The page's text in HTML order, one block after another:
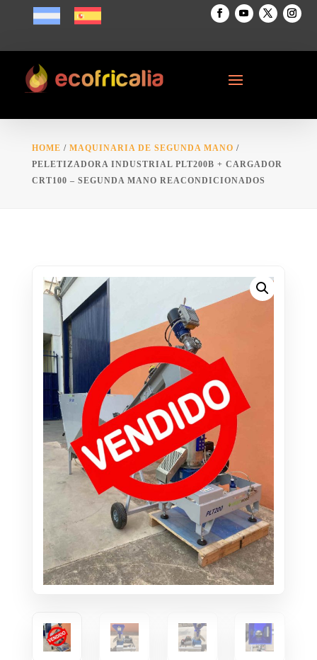
HOME / MAQUINARIA DE SEGUNDA MANO /
PELETIZADORA INDUSTRIAL PLT200B + CARGADOR
CRT100 – SEGUNDA MANO REACONDICIONADOS